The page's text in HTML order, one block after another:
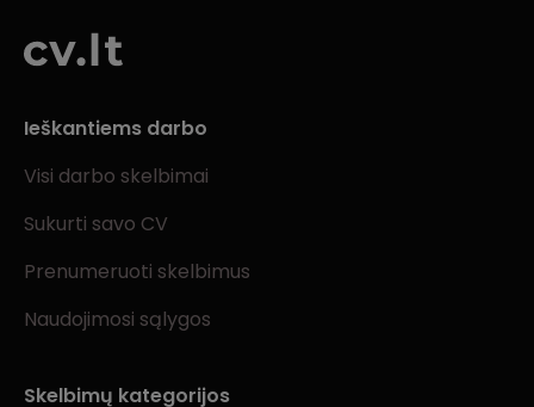
Ieškantiems darbo
Visi darbo skelbimai
Sukurti savo CV
Prenumeruoti skelbimus
Naudojimosi sąlygos
Skelbimų kategorijos